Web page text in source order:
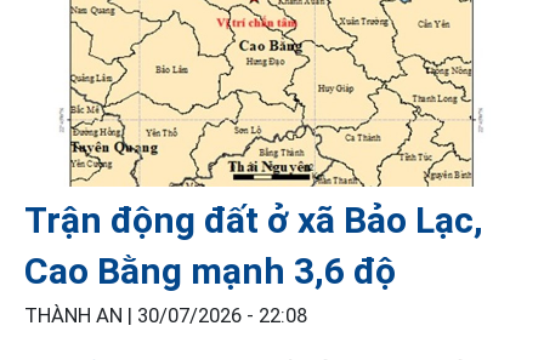
Trận động đất ở xã Bảo Lạc,
Cao Bằng mạnh 3,6 độ
THÀNH AN | 30/07/2026 - 22:08